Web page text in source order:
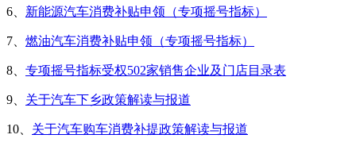
6、 新能源汽车消费补贴申领（专项摇号指标）
7、 燃油汽车消费补贴申领（专项摇号指标）
8、 专项摇号指标受权502家销售企业及门店目录表
9、 关于汽车下乡政策解读与报道
10、 关于汽车购车消费补提政策解读与报道